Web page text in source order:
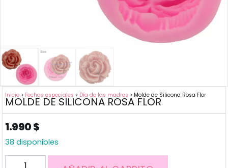
Inicio > Fechas especiales > Día de las madres > Molde de Silicona Rosa Flor
MOLDE DE SILICONA ROSA FLOR
1.990$
38 disponibles